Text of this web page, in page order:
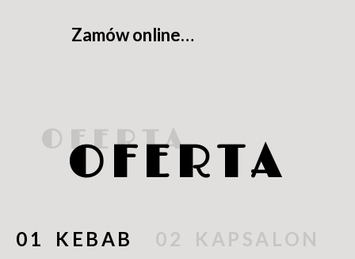
Zamów online…
OFERTA
KEBAB KAPSALON